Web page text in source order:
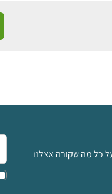
כל מה שקורה אצלנו